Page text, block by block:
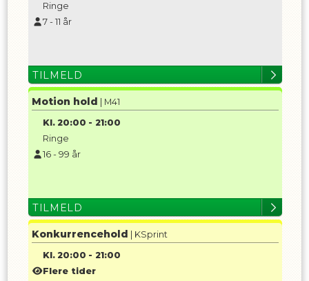
Ringe
7 -11 år
TILMELD
Motion hold
| M41
Kl. 20:00 -21:00
Ringe
16 -99 år
TILMELD
Konkurrencehold
| KSprint
Kl. 20:00 -21:00
Flere tider